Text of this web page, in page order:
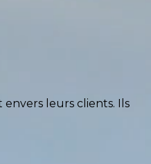
leurs clients. Ils